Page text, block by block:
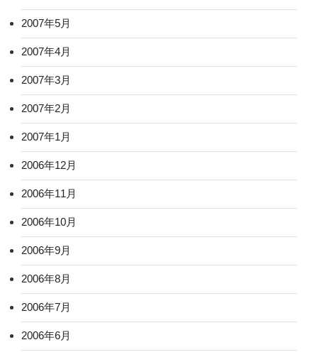
2007年5月
2007年4月
2007年3月
2007年2月
2007年1月
2006年12月
2006年11月
2006年10月
2006年9月
2006年8月
2006年7月
2006年6月